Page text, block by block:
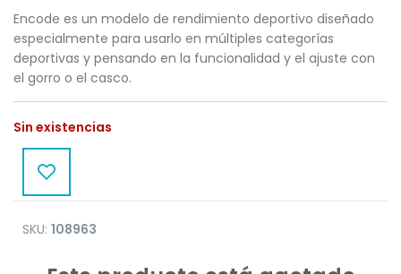
Encode es un modelo de rendimiento deportivo diseñado
especialmente para usarlo en múltiples categorías
deportivas y pensando en la funcionalidad y el ajuste con
el gorro o el casco.
Sin existencias
SKU: 108963